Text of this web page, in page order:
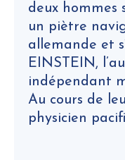
deux hommes
un piètre
allemande et
EINSTEIN,
indépendant
Au cours de
physicien